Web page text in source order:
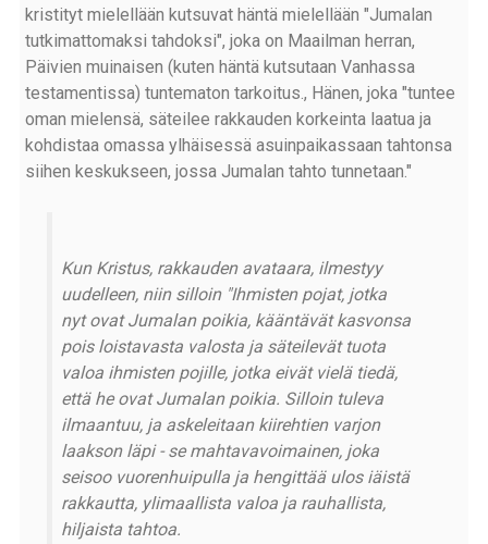
kristityt mielellään kutsuvat häntä mielellään "Jumalan
tutkimattomaksi tahdoksi", joka on Maailman herran,
Päivien muinaisen (kuten häntä kutsutaan Vanhassa
testamentissa) tuntematon tarkoitus., Hänen, joka "tuntee
oman mielensä, säteilee rakkauden korkeinta laatua ja
kohdistaa omassa ylhäisessä asuinpaikassaan tahtonsa
siihen keskukseen, jossa Jumalan tahto tunnetaan."
Kun Kristus, rakkauden avataara, ilmestyy
uudelleen, niin silloin "Ihmisten pojat, jotka
nyt ovat Jumalan poikia, kääntävät kasvonsa
pois loistavasta valosta ja säteilevät tuota
valoa ihmisten pojille, jotka eivät vielä tiedä,
että he ovat Jumalan poikia. Silloin tuleva
ilmaantuu, ja askeleitaan kiirehtien varjon
laakson läpi - se mahtavavoimainen, joka
seisoo vuorenhuipulla ja hengittää ulos iäistä
rakkautta, ylimaallista valoa ja rauhallista,
hiljaista tahtoa.